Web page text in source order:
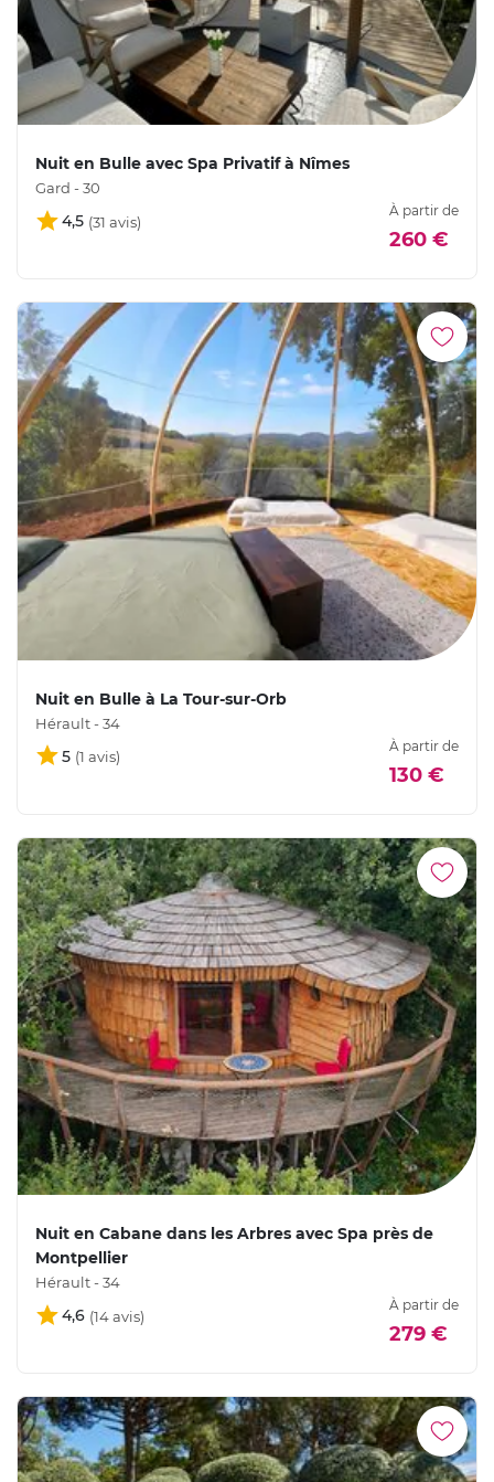
Nuit en Bulle avec Spa Privatif à Nîmes
Gard - 30
4,5
À partir de
260 €
Nuit en Bulle à La Tour-sur-Orb
Hérault - 34
5
À partir de
130 €
Nuit en Cabane dans les Arbres avec Spa près de
Montpellier
Hérault - 34
4,6
À partir de
279 €